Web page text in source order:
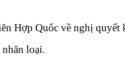
Hợp Quốc về nghị quyết
loại.